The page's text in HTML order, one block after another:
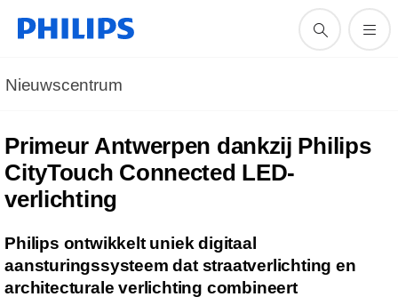
Nieuwscentrum
Primeur Antwerpen dankzij Philips
CityTouch Connected LED-
verlichting
Philips ontwikkelt uniek digitaal
aansturingssysteem dat straatverlichting en
architecturale verlichting combineert